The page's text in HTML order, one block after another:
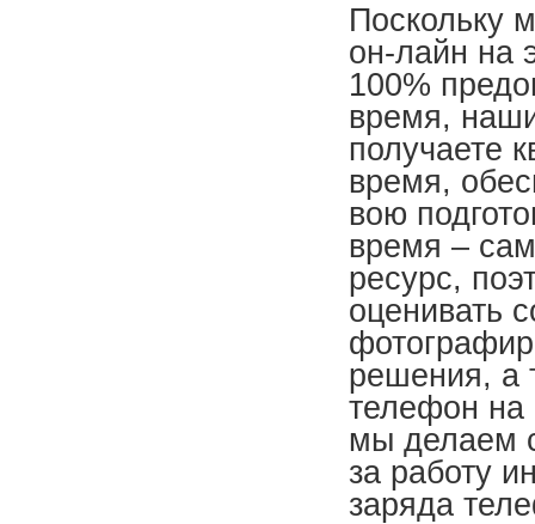
Поскольку
он-лайн на
100%
время,
получаете
время,
вою
время –
ресурс,
оценивать
решения, а
телефон на
мы делаем
за работу
заряда